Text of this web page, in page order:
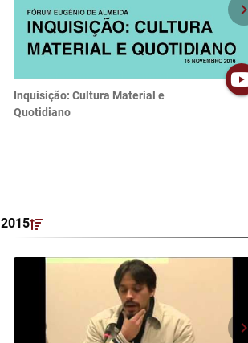
chevron_right
Inquisição: Cultura Material e
Quotidiano
2015
chevron_right